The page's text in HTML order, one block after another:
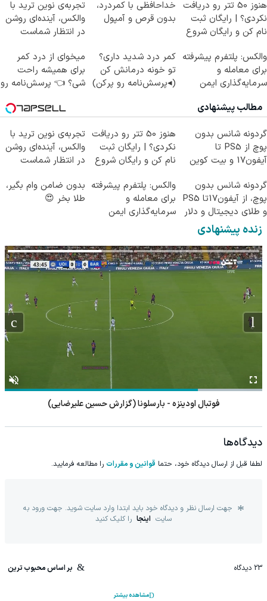
هنوز 50 تتر رو دریافت
نکردی؟ | رایگان ثبت
نام کن و رایگان شروع
خداحافظی با کمردرد،
بدون قرص و آمپول
تجربه‌ی نوین ترید با
والکس، آینده‌ای روشن
در انتظار شماست
والکس: پلتفرم پیشرفته
برای معامله و
سرمایه‌گذاری ایمن
کمر درد شدید داری؟
تو خونه درمانش کن
(◂پرسش‌نامه رو پرکن)
میخوای از درد کمر
برای همیشه راحت
شی؟ 👈 پرسش‌نامه رو
مطالب پیشنهادی
گردونه شانس بدون
پوچ از PS5 تا
آیفون17 و بیت کوین
هنوز 50 تتر رو دریافت
نکردی؟ | رایگان ثبت
نام کن و رایگان شروع
تجربه‌ی نوین ترید با
والکس، آینده‌ای روشن
در انتظار شماست
گردونه شانس بدون
پوچ، از آیفون17تا PS5
و طلای دیجیتال و دلار
🔥
والکس: پلتفرم پیشرفته
برای معامله و
سرمایه‌گذاری ایمن
بدون ضامن وام بگیر،
طلا بخر 😍
زنده پیشنهادی
فوتبال اودینزه - بارسلونا (گزارش حسین علیرضایی)
دیدگاه‌ها
لطفا قبل از ارسال دیدگاه خود، حتما قوانین و مقررات را مطالعه فرمایید.
جهت ارسال نظر و دیدگاه خود باید ابتدا وارد سایت شوید. جهت ورود به
سایت اینجا را کلیک کنید
23 دیدگاه بر اساس محبوب ترین
مشاهده بیشتر